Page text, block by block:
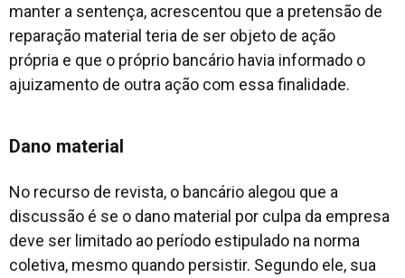
manter a sentença, acrescentou que a pretensão de
reparação material teria de ser objeto de ação
própria e que o próprio bancário havia informado o
ajuizamento de outra ação com essa finalidade.
Dano material
No recurso de revista, o bancário alegou que a
discussão é se o dano material por culpa da empresa
deve ser limitado ao período estipulado na norma
coletiva, mesmo quando persistir. Segundo ele, sua